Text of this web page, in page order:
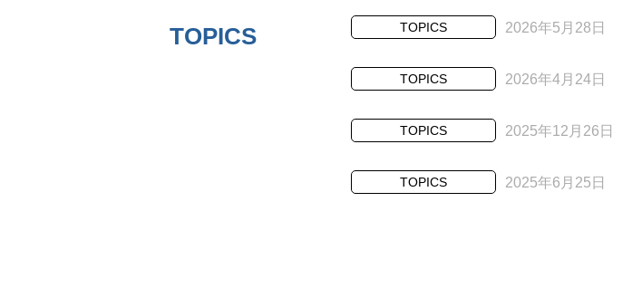
TOPICS TOPICS 2026年5月28日
TOPICS 2026年4月24日
TOPICS 2025年12月26日
TOPICS 2025年6月25日